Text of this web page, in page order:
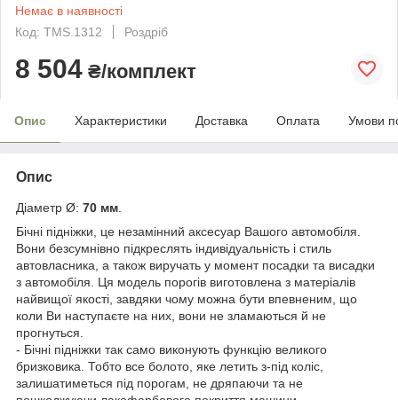
Немає в наявності
Код: TMS.1312
Роздріб
8 504 ₴/комплект
Опис Характеристики Доставка Оплата Умови
Опис
Діаметр Ø: 70 мм
Бічні підніжки, це незамінний аксесуар Вашого автомобіля.
Вони безсумнівно підкреслять індивідуальність і стиль
автовласника, а також виручать у момент посадки та висадки
з автомобіля. Ця модель порогів виготовлена з матеріалів
найвищої якості, завдяки чому можна бути впевненим, що
коли Ви наступаєте на них, вони не зламаються й не
прогнуться.
- Бічні підніжки так само виконують функцію великого
бризковика. Тобто все болото, яке летить з-під коліс,
залишатиметься під порогам, не дряпаючи та не